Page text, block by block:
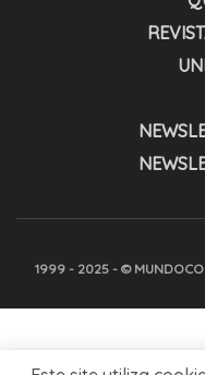
1999 - 2025 - ©